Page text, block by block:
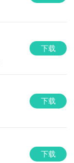
下载
下载
下载